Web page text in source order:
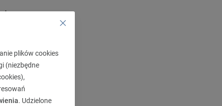
Z
plików cookies
(niezbędne
. Udzielone